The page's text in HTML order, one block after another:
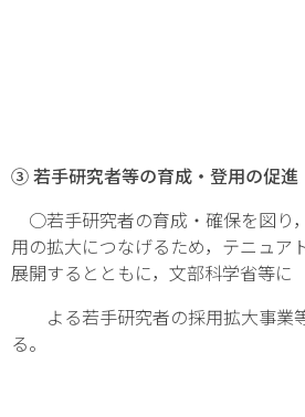
③ 若手研究者等の育成・登用の促進
○若手研究者の育成・確保を図り
用の拡大につなげるため，テニュア
展開するとともに，文部科学省等に
よる若手研究者の採用拡大事業
る。